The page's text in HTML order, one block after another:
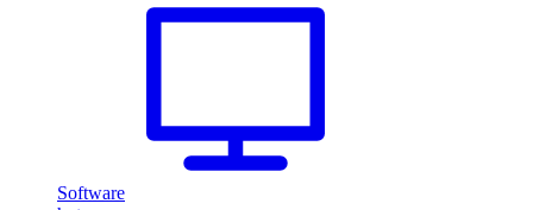
Software